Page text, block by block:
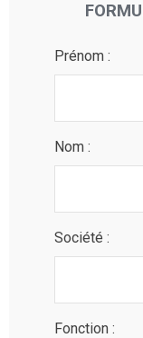
Prénom :
Nom :
Société :
Fonction :